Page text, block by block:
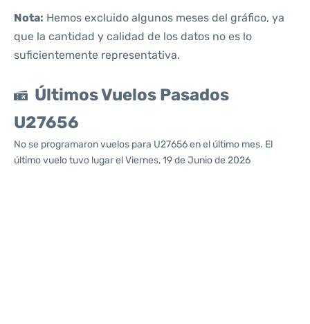
Nota: Hemos excluido algunos meses del gráfico, ya
que la cantidad y calidad de los datos no es lo
suficientemente representativa.
Últimos Vuelos Pasados
U27656
No se programaron vuelos para U27656 en el último mes. El
último vuelo tuvo lugar el Viernes, 19 de Junio de 2026